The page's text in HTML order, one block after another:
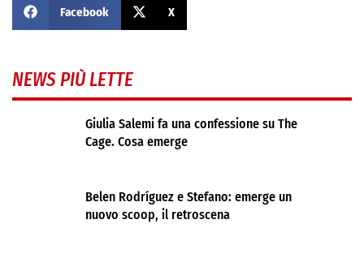
Facebook X
NEWS PIÙ LETTE
Giulia Salemi fa una confessione su The
Cage. Cosa emerge
Belen Rodríguez e Stefano: emerge un
nuovo scoop, il retroscena